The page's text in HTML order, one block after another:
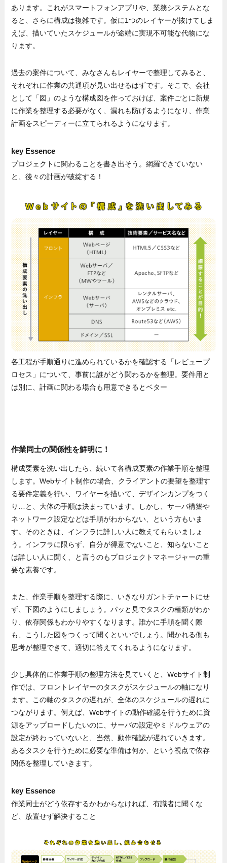
あります。これがスマートフォンアプリや、業務システムとな
ると、さらに構成は複雑です。仮に1つのレイヤーが抜けてしま
えば、描いていたスケジュールが途端に実現不可能な代物にな
ります。
過去の案件について、みなさんもレイヤーで整理してみると、
それぞれに作業の共通項が見い出せるはずです。そこで、会社
として「図」のような構成図を作っておけば、案件ごとに新規
に作業を整理する必要がなく、漏れも防げるようになり、作業
計画をスピーディーに立てられるようになります。
key Essence
プロジェクトに関わることを書き出そう。網羅できていない
と、後々の計画が破綻する！
各工程が手順通りに進められているかを確認する「レビュープ
ロセス」について、事前に誰がどう関わるかを整理。要件用と
は別に、計画に関わる場合も用意できるとベター
作業同士の関係性を鮮明に！
構成要素を洗い出したら、続いて各構成要素の作業手順を整理
します。Webサイト制作の場合、クライアントの要望を整理す
る要件定義を行い、ワイヤーを描いて、デザインカンプをつく
り…と、大体の手順は決まっています。しかし、サーバ構築や
ネットワーク設定などは手順がわからない、という方もいま
す。そのときは、インフラに詳しい人に教えてもらいましょ
う。インフラに限らず、自分が得意でないこと、知らないこと
は詳しい人に聞く、と言うのもプロジェクトマネージャーの重
要な素養です。
また、作業手順を整理する際に、いきなりガントチャートにせ
ず、下図のようにしましょう。パッと見でタスクの種類がわか
り、依存関係もわかりやすくなります。誰かに手順を聞く際
も、こうした図をつくって聞くといいでしょう。聞かれる側も
思考が整理できて、適切に答えてくれるようになります。
少し具体的に作業手順の整理方法を見ていくと、Webサイト制
作では、フロントレイヤーのタスクがスケジュールの軸になり
ます。この軸のタスクの遅れが、全体のスケジュールの遅れに
つながります。例えば、Webサイトの動作確認を行うために資
源をアップロードしたいのに、サーバの設定やミドルウェアの
設定が終わっていないと、当然、動作確認が遅れていきます。
あるタスクを行うために必要な準備は何か、という視点で依存
関係を整理していきます。
key Essence
作業同士がどう依存するかわからなければ、有識者に聞くな
ど、放置せず解決すること